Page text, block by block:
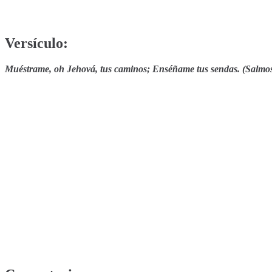
Versículo:
Muéstrame, oh Jehová, tus caminos; Enséñame tus sendas.